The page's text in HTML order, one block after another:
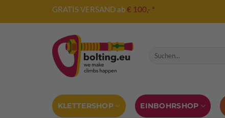
GRATIS VERSAND ab€ 100,- *
Suche nach:
KLETTERSHOP EINBOHRSHOP